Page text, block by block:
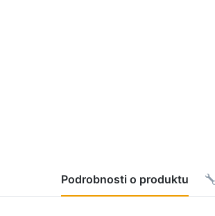
Podrobnosti o produktu